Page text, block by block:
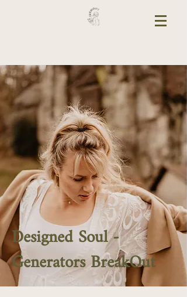
Designed Soul -
Generators BreakOut